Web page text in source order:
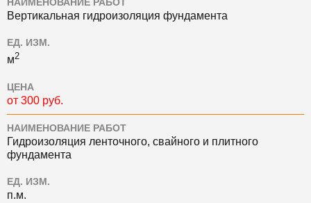
НАИМЕНОВАНИЕ РАБОТ
Вертикальная гидроизоляция фундамента
ЕД. ИЗМ.
м2
ЦЕНА
от 300 руб.
НАИМЕНОВАНИЕ РАБОТ
Гидроизоляция ленточного, свайного и плитного
фундамента
ЕД. ИЗМ.
п.м.